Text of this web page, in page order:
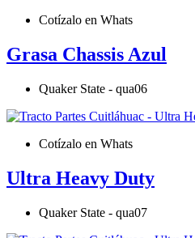
Cotízalo en Whats
Grasa Chassis Azul
Quaker State - qua06
Cotízalo en Whats
Ultra Heavy Duty
Quaker State - qua07